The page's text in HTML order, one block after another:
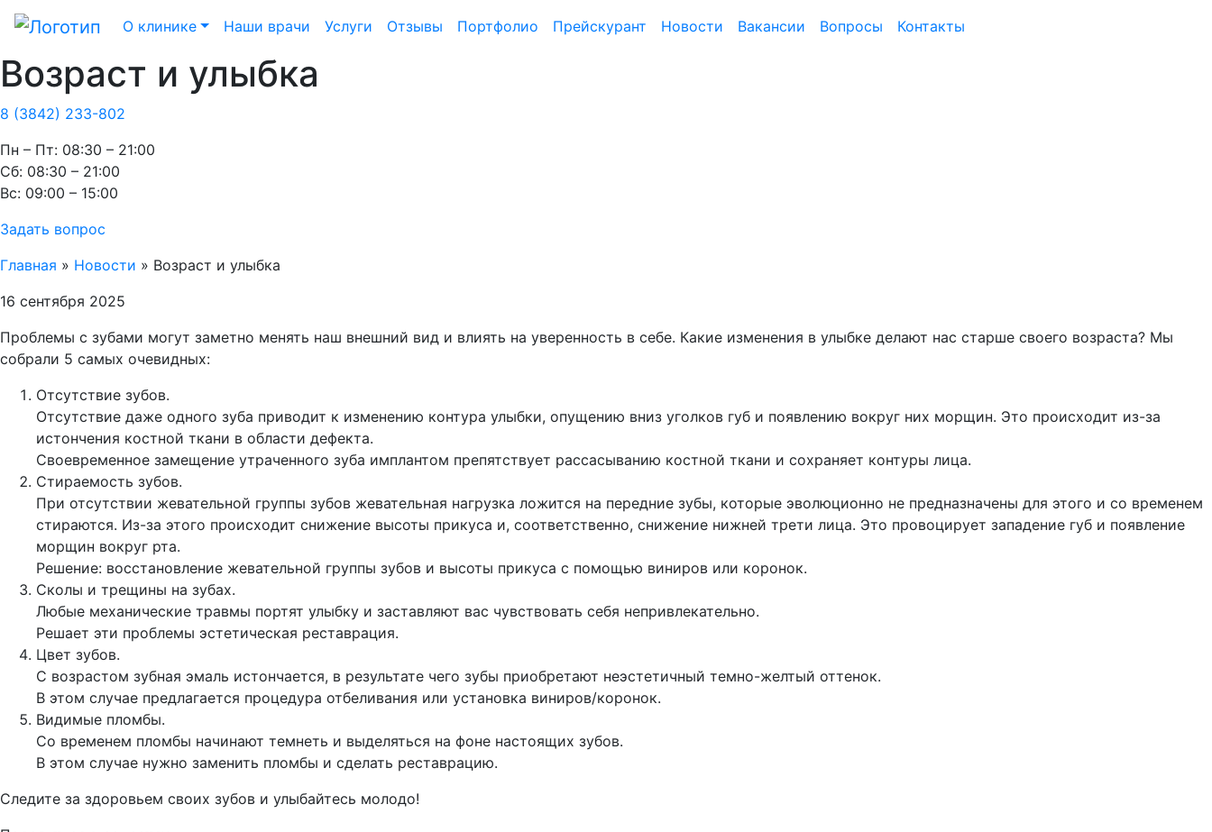
О клинике Наши врачи Услуги Отзывы Портфолио Прейскурант Новости Вакансии Вопросы Контакты
Возраст и улыбка
8 (3842) 233-802
Пн – Пт: 08:30 – 21:00
Cб: 08:30 – 21:00
Вс: 09:00 – 15:00
Задать вопрос
Главная » Новости » Возраст и улыбка
16 сентября 2025
Проблемы с зубами могут заметно менять наш внешний вид и влиять на уверенность в себе. Какие изменения в улыбке делают нас старше своего возраста? Мы
собрали 5 самых очевидных:
Отсутствие зубов.
Отсутствие даже одного зуба приводит к изменению контура улыбки, опущению вниз уголков губ и появлению вокруг них морщин. Это происходит из-за
истончения костной ткани в области дефекта.
Своевременное замещение утраченного зуба имплантом препятствует рассасыванию костной ткани и сохраняет контуры лица.
Стираемость зубов.
При отсутствии жевательной группы зубов жевательная нагрузка ложится на передние зубы, которые эволюционно не предназначены для этого и со временем
стираются. Из-за этого происходит снижение высоты прикуса и, соответственно, снижение нижней трети лица. Это провоцирует западение губ и появление
морщин вокруг рта.
Решение: восстановление жевательной группы зубов и высоты прикуса с помощью виниров или коронок.
Сколы и трещины на зубах.
Любые механические травмы портят улыбку и заставляют вас чувствовать себя непривлекательно.
Решает эти проблемы эстетическая реставрация.
Цвет зубов.
С возрастом зубная эмаль истончается, в результате чего зубы приобретают неэстетичный темно-желтый оттенок.
В этом случае предлагается процедура отбеливания или установка виниров/коронок.
Видимые пломбы.
Со временем пломбы начинают темнеть и выделяться на фоне настоящих зубов.
В этом случае нужно заменить пломбы и сделать реставрацию.
Следите за здоровьем своих зубов и улыбайтесь молодо!